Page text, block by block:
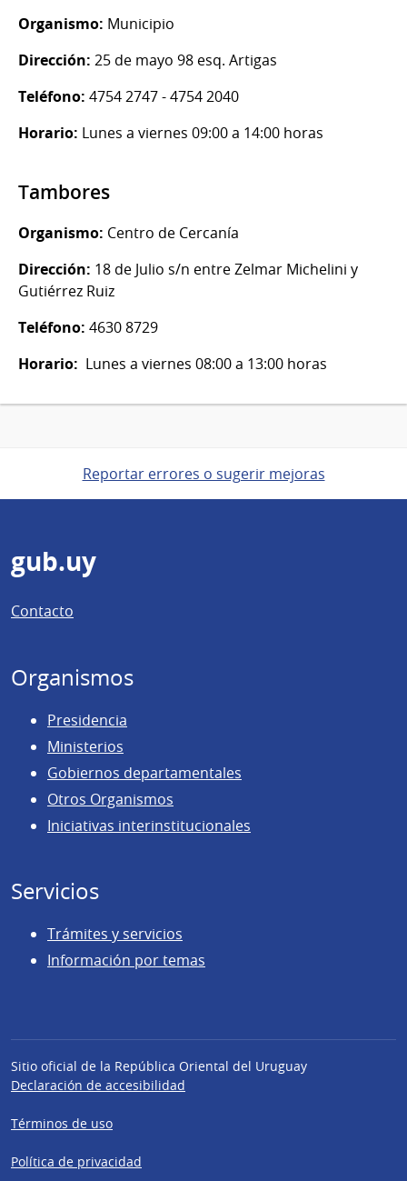
Organismo: Municipio
Dirección: 25 de mayo 98 esq. Artigas
Teléfono: 4754 2747 - 4754 2040
Horario: Lunes a viernes 09:00 a 14:00 horas
Tambores
Organismo: Centro de Cercanía
Dirección: 18 de Julio s/n entre Zelmar Michelini y
Gutiérrez Ruiz
Teléfono: 4630 8729
Horario: Lunes a viernes 08:00 a 13:00 horas
Reportar errores o sugerir mejoras
Pie
de
página
gub.uy
Contacto
Organismos
Presidencia
Ministerios
Gobiernos departamentales
Otros Organismos
Iniciativas interinstitucionales
Servicios
Trámites y servicios
Información por temas
Sitio oficial de la República Oriental del Uruguay
Declaración de accesibilidad
Términos de uso
Política de privacidad